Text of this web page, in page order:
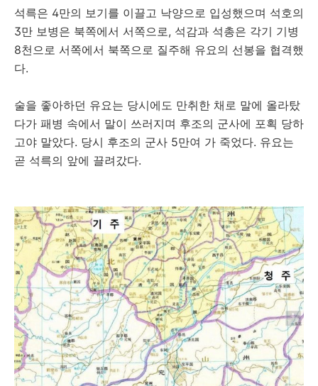
석륵은 4만의 보기를 이끌고 낙양으로 입성했으며 석호의
3만 보병은 북쪽에서 서쪽으로, 석감과 석총은 각기 기병
8천으로 서쪽에서 북쪽으로 질주해 유요의 선봉을 협격했
다.
술을 좋아하던 유요는 당시에도 만취한 채로 말에 올라탔
다가 패병 속에서 말이 쓰러지며 후조의 군사에 포획 당하
고야 말았다. 당시 후조의 군사 5만여 가 죽었다. 유요는
곧 석륵의 앞에 끌려갔다.